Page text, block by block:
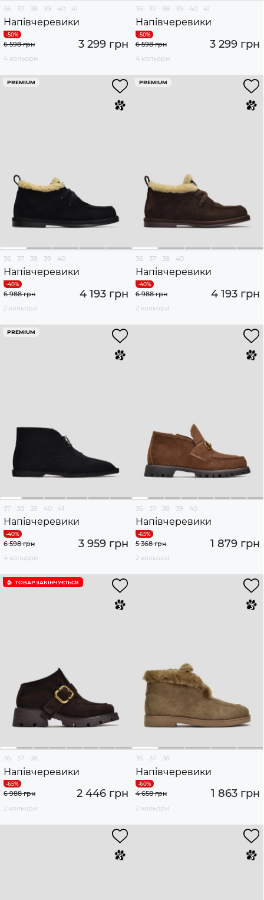
36 37 38 39 40 41
Напівчеревики
3 299 грн
6 598 грн
4 кольори
36 37 38 39 40 41
Напівчеревики
3 299 грн
6 598 грн
4 кольори
PREMIUM
36 37 38 39 40
Напівчеревики
4 193 грн
6 988 грн
2 кольори
PREMIUM
36 37 38 40
Напівчеревики
4 193 грн
6 988 грн
2 кольори
PREMIUM
37 38 39 40 41
Напівчеревики
3 959 грн
6 598 грн
4 кольори
36 37 38 39 40
Напівчеревики
1 879 грн
5 368 грн
2 кольори
ТОВАР ЗАКІНЧУЄTЬСЯ
36 37 38
Напівчеревики
2 446 грн
6 988 грн
2 кольори
36 37 38
Напівчеревики
1 863 грн
4 658 грн
2 кольори